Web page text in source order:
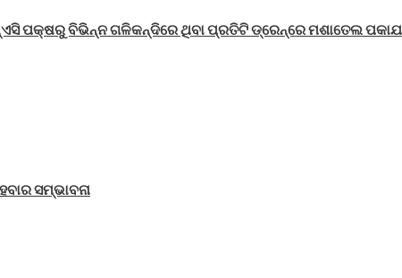
ପକ୍ଷରୁ ବିଭିନ୍ନ ଗଳିକନ୍ଦିରେ ଥିବା ପ୍ରତିଟି ଡ୍ରେନ୍‌ରେ ମଶାତେଲ
ସମ୍ଭାବନା